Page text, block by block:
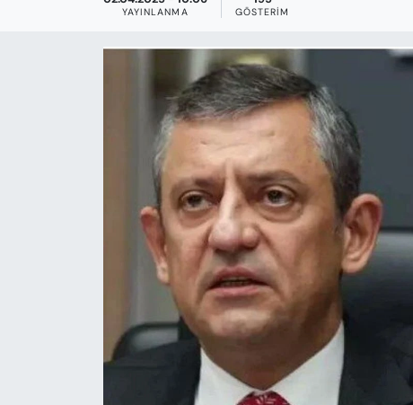
YAYINLANMA GÖSTERIM
SAĞLIK
KÜLTÜR-SANAT
VAN VE DİYARBAKIR HABERLERİ